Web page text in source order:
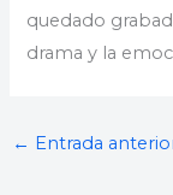
quedado
drama y la
← Entrada